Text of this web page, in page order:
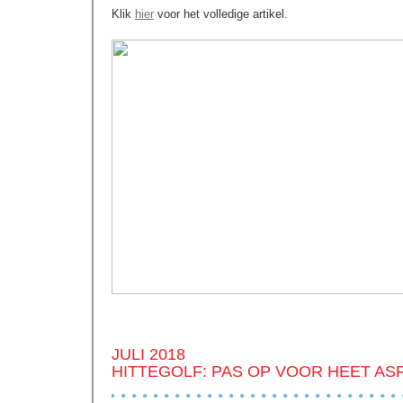
Klik hier voor het volledige artikel.
JULI 2018
HITTEGOLF: PAS OP VOOR HEET